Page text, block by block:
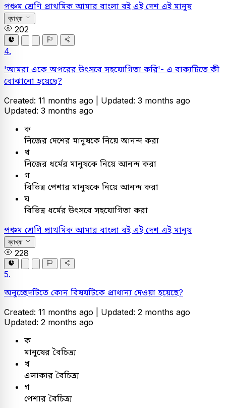
পঞ্চম শ্রেণি প্রাথমিক আমার বাংলা বই এই দেশ এই মানুষ
ব্যাখ্যা
202
4.
'আমরা একে অপরের উৎসবে সহযোগিতা করি'- এ বাক্যটিতে কী
বোঝানো হয়েছে?
Created: 11 months ago | Updated: 3 months ago
Updated: 3 months ago
ক
নিজের দেশের মানুষকে নিয়ে আনন্দ করা
খ
নিজের ধর্মের মানুষকে নিয়ে আনন্দ করা
গ
বিভিন্ন পেশার মানুষকে নিয়ে আনন্দ করা
ঘ
বিভিন্ন ধর্মের উৎসবে সহযোগিতা করা
পঞ্চম শ্রেণি প্রাথমিক আমার বাংলা বই এই দেশ এই মানুষ
ব্যাখ্যা
228
5.
অনুচ্ছেদটিতে কোন বিষয়টিকে প্রাধান্য দেওয়া হয়েছে?
Created: 11 months ago | Updated: 2 months ago
Updated: 2 months ago
ক
মানুষের বৈচিত্র্য
খ
এলাকার বৈচিত্র্য
গ
পেশার বৈচিত্র্য